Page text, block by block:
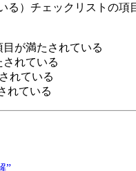
る）チェックリストの項
が満たされている
れている
れている
れている
”